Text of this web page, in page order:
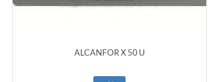
ALCANFOR X 50 U